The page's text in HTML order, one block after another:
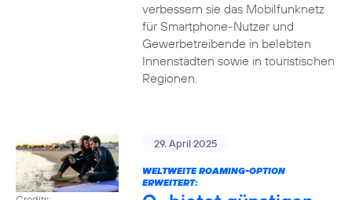
verbessern sie das Mobilfunknetz
für Smartphone-Nutzer und
Gewerbetreibende in belebten
Innenstädten sowie in touristischen
Regionen.
29. April 2025
WELTWEITE ROAMING-OPTION
ERWEITERT: